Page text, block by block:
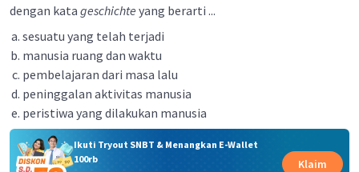
dengan kata geschichte yang berarti ...
sesuatu yang telah terjadi
manusia ruang dan waktu
pembelajaran dari masa lalu
peninggalan aktivitas manusia
peristiwa yang dilakukan manusia
Ikuti Tryout SNBT & Menangkan E-Wallet
100rb
Klaim